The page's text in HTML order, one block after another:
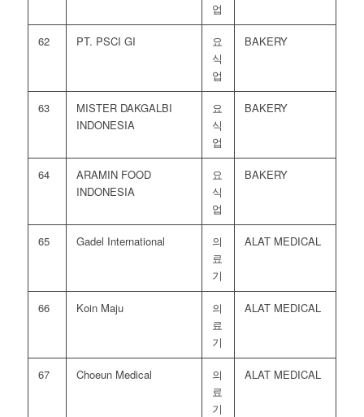
업
62 PT. PSCI GI
요
식
업
BAKERY
63
MISTER DAKGALBI
INDONESIA
요
식
업
BAKERY
64
ARAMIN FOOD
INDONESIA
요
식
업
BAKERY
65 Gadel International
의
료
기
ALAT MEDICAL
66 Koin Maju
의
료
기
ALAT MEDICAL
67 Choeun Medical
의
료
기
ALAT MEDICAL